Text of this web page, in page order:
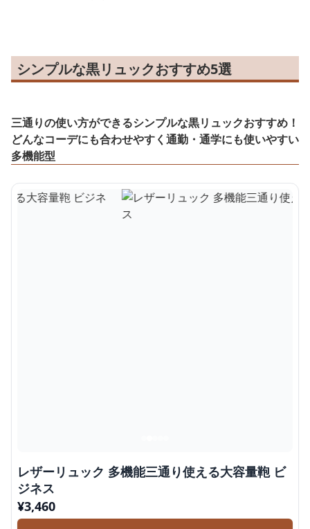
シンプルな黒リュックおすすめ5選
三通りの使い方ができるシンプルな黒リュックおすすめ！
どんなコーデにも合わせやすく通勤・通学にも使いやすい
多機能型
レザーリュック 多機能三通り使える大容量鞄 ビ
ジネス
¥3,460